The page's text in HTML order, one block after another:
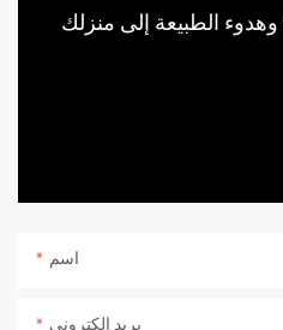
اسم
بريد إلكتروني